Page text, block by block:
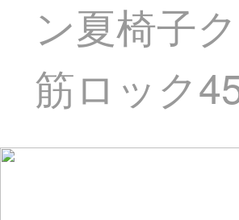
ン夏椅子
筋ロック